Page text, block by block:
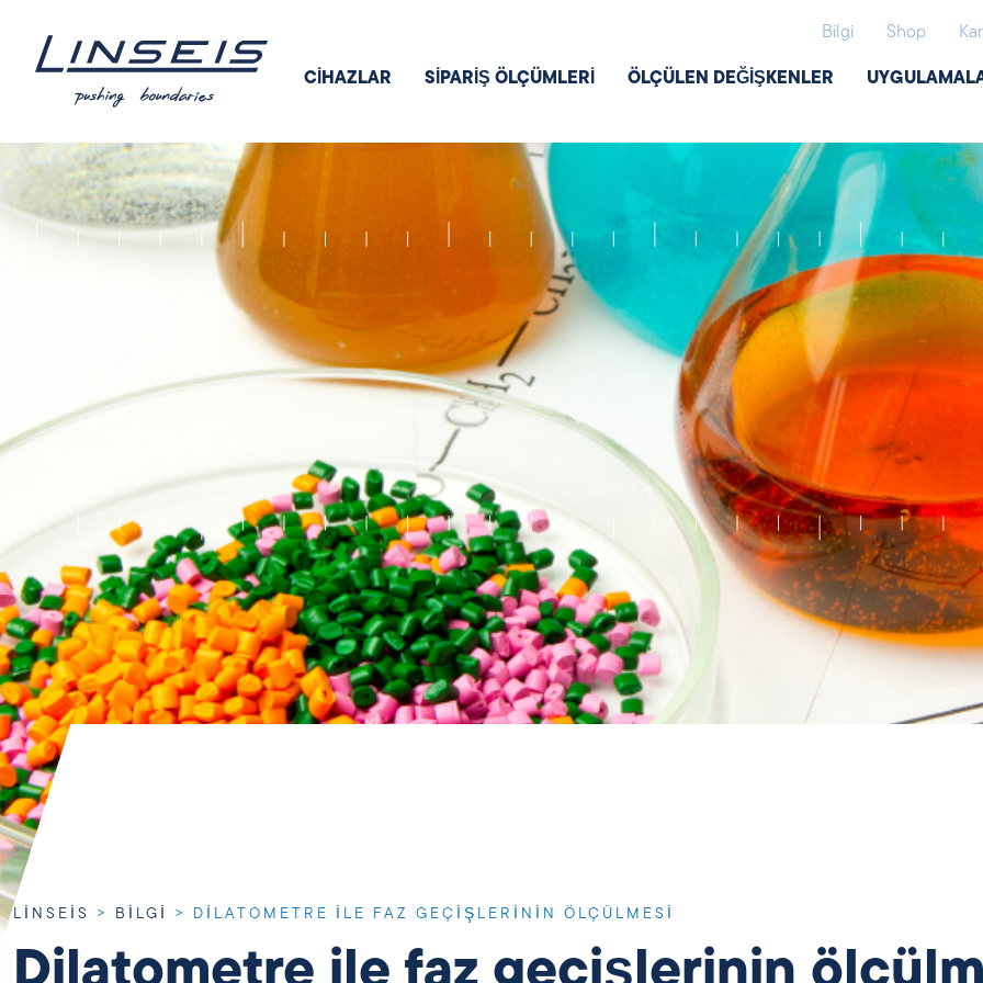
Bilgi Shop
CİHAZLAR SIPARIŞ ÖLÇÜMLERI ÖLÇÜLEN DEĞIŞKENLER
LINSEIS > BILGI > DILATOMETRE ILE FAZ GEÇIŞLERININ ÖLÇÜLMESI